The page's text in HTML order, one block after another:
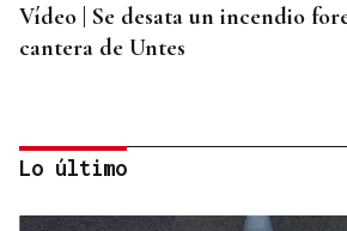
Vídeo | Se desata un incendio
cantera de Untes
Lo último